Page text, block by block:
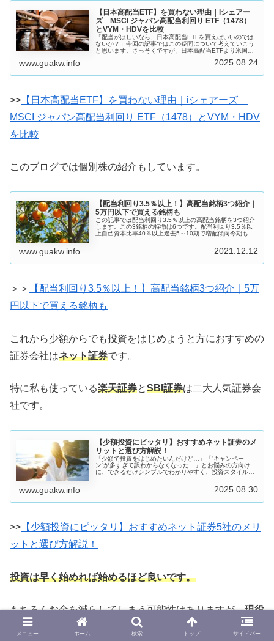
【日本高配当ETF】を買わない理由｜iシェアー
ズ MSCI ジャパン高配当利回り ETF（1478）
とVYM・HDVを比較
「配当がほしいなら、日本高配当ETFを買えばいいのでは
ないか？」今回の記事ではこの疑問について考えていこう
と思います。さっそくですが、日本高配当ETFより米国高
www.guakw.info 2025.08.24
>> 【日本高配当ETF】を買わない理由｜iシェアーズ
MSCI ジャパン高配当利回り ETF（1478）とVYM・HDV
を比較
このブログでは個別株の紹介もしています。
【配当利回り3.5％以上！】高配当銘柄3つ紹介｜
5万円以下で買える銘柄も
この記事では配当利回り3.5％以上の高配当銘柄を3つ紹介
します。この3銘柄の特徴は6つです。配当利回り3.5％以
上自己資本比率40％以上過去5～10期で増配傾向今期も財
www.guakw.info 2021.12.12
＞＞
【配当利回り3.5％以上！】高配当銘柄3つ紹介｜5万
円以下で買える銘柄も
これから少額からでも投資をはじめようと方におすすめの
証券会社はネット証券です。
特に私も使っている楽天証券とSBI証券は二大人気証券会
社です。
【少額投資にピッタリ】おすすめネット証券のメ
リットと選び方解説！
「少額で投資をはじめたいんだけど…」「”キャンペー
ン”が多すぎて訳わからなくなった…」とお悩みの方向け
に、できるだけシンプルでわかりやすく、投資スタイルに
www.guakw.info 2025.08.30
>> 【少額投資にピッタリ】おすすめネット証券5社のメリ
ットと選び方解説！
投資は早く始めれば始めるほど良いです。
もちろんお金を減らしてしまう可能性はありますが、現役
時代から経済的に豊かになることも夢ではなくなるかもし
メニュー ホーム 検索 トップ サイドバー